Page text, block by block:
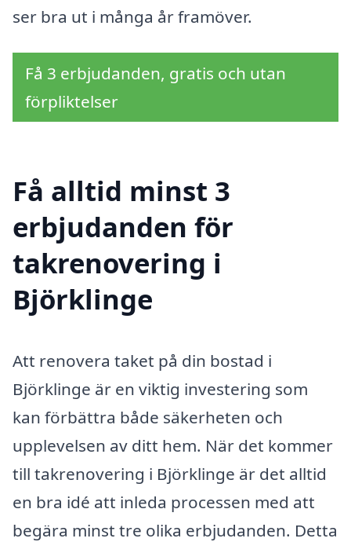
ser bra ut i många år framöver.
Få 3 erbjudanden, gratis och utan
förpliktelser
Få alltid minst 3
erbjudanden för
takrenovering i
Björklinge
Att renovera taket på din bostad i
Björklinge är en viktig investering som
kan förbättra både säkerheten och
upplevelsen av ditt hem. När det kommer
till takrenovering i Björklinge är det alltid
en bra idé att inleda processen med att
begära minst tre olika erbjudanden. Detta